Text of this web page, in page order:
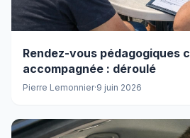
Rendez-vous pédagogiques
accompagnée : déroulé
Pierre Lemonnier·9 juin 2026